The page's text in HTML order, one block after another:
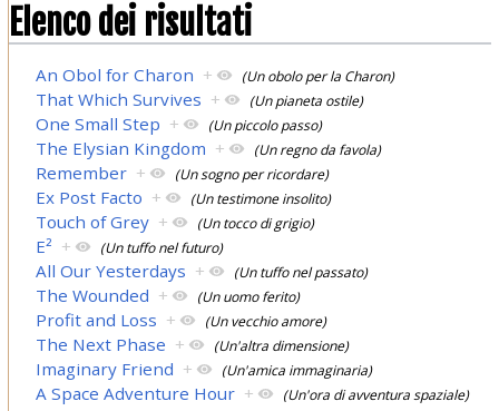
Elenco dei risultati
An Obol for Charon + (Un obolo per la Charon)
That Which Survives + (Un pianeta ostile)
One Small Step + (Un piccolo passo)
The Elysian Kingdom + (Un regno da favola)
Remember + (Un sogno per ricordare)
Ex Post Facto + (Un testimone insolito)
Touch of Grey + (Un tocco di grigio)
E² + (Un tuffo nel futuro)
All Our Yesterdays + (Un tuffo nel passato)
The Wounded + (Un uomo ferito)
Profit and Loss + (Un vecchio amore)
The Next Phase + (Un'altra dimensione)
Imaginary Friend + (Un'amica immaginaria)
A Space Adventure Hour + (Un'ora di avventura spaziale)